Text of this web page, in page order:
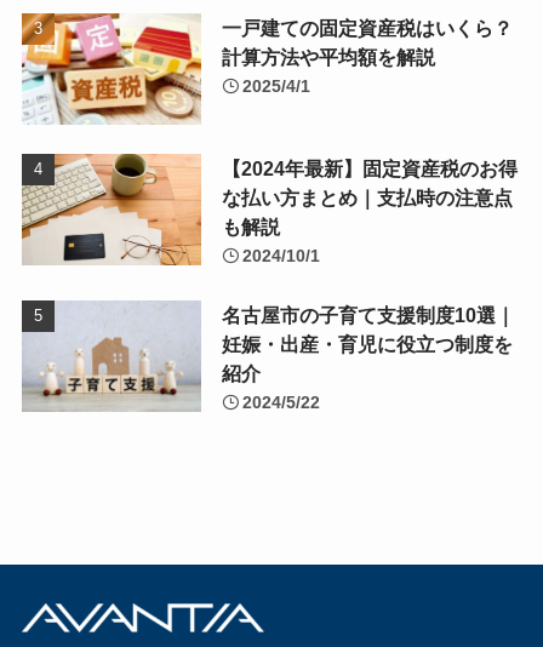
一戸建ての固定資産税はいくら？
計算方法や平均額を解説
2025/4/1
【2024年最新】固定資産税のお得
な払い方まとめ｜支払時の注意点
も解説
2024/10/1
名古屋市の子育て支援制度10選｜
妊娠・出産・育児に役立つ制度を
紹介
2024/5/22